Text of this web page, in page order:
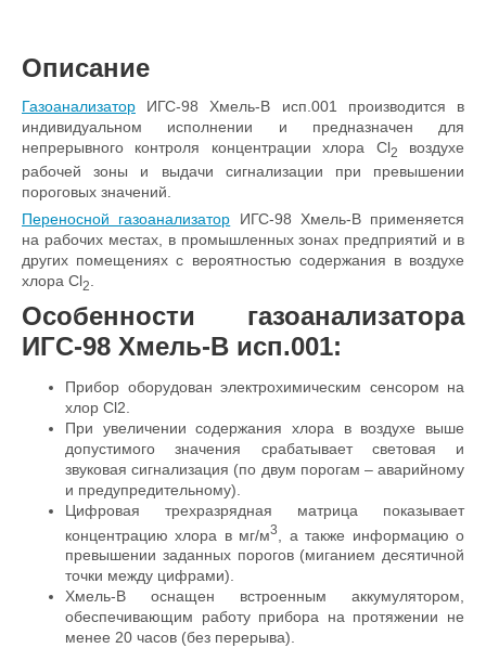
Описание
Газоанализатор ИГС-98 Хмель-В исп.001 производится в
индивидуальном исполнении и предназначен для
непрерывного контроля концентрации хлора Cl2
воздухе
рабочей зоны и выдачи сигнализации при превышении
пороговых значений.
Переносной газоанализатор ИГС-98 Хмель-В применяется
на рабочих местах, в промышленных зонах предприятий и в
других помещениях с вероятностью содержания в воздухе
хлора Cl2
Особенности газоанализатора
ИГС-98 Хмель-В исп.001:
Прибор оборудован электрохимическим сенсором на
хлор Cl2.
При увеличении содержания хлора в воздухе выше
допустимого значения срабатывает световая и
звуковая сигнализация (по двум порогам – аварийному
и предупредительному).
Цифровая трехразрядная матрица показывает
концентрацию хлора в мг/м3
, а также информацию о
превышении заданных порогов (миганием десятичной
точки между цифрами).
Хмель-В оснащен встроенным аккумулятором,
обеспечивающим работу прибора на протяжении не
менее 20 часов (без перерыва).